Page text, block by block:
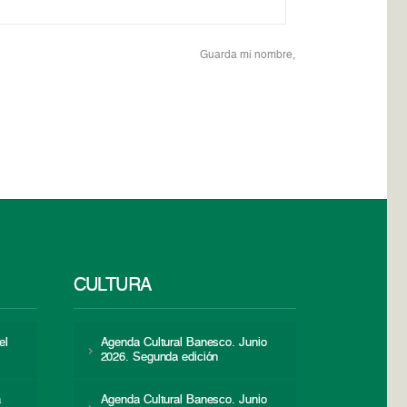
Guarda mi nombre,
CULTURA
Agenda Cultural Banesco. Junio
2026. Segunda edición
Agenda Cultural Banesco. Junio